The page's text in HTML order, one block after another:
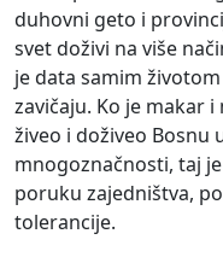
duhovni geto i
svet doživi na više
je data samim
zavičaju. Ko je makar
živeo i doživeo
mnogoznačnosti, taj
poruku zajedništva,
tolerancije.